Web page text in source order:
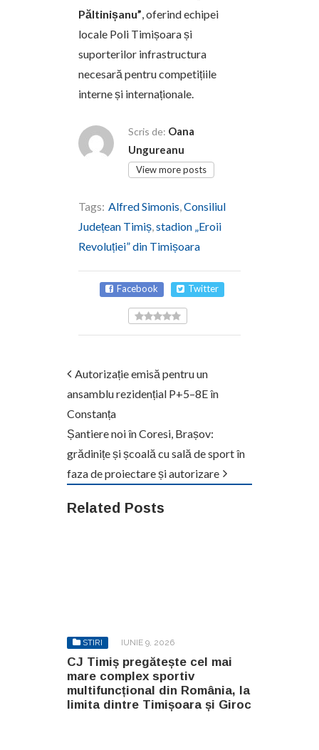
Păltinișanu”, oferind echipei
locale Poli Timișoara și
suporterilor infrastructura
necesară pentru competițiile
interne și internaționale.
Scris de: Oana
Ungureanu
View more posts
Tags: Alfred Simonis,Consiliul
Județean Timiș,stadion „Eroii
Revoluției” din Timișoara
Facebook Twitter
Autorizație emisă pentru un
ansamblu rezidențial P+5–8E în
Constanța
Șantiere noi în Coresi, Brașov:
grădinițe și școală cu sală de sport în
faza de proiectare și autorizare
Related Posts
STIRI IUNIE 9, 2026
CJ Timiș pregătește cel mai
mare complex sportiv
multifuncțional din România, la
limita dintre Timișoara și Giroc